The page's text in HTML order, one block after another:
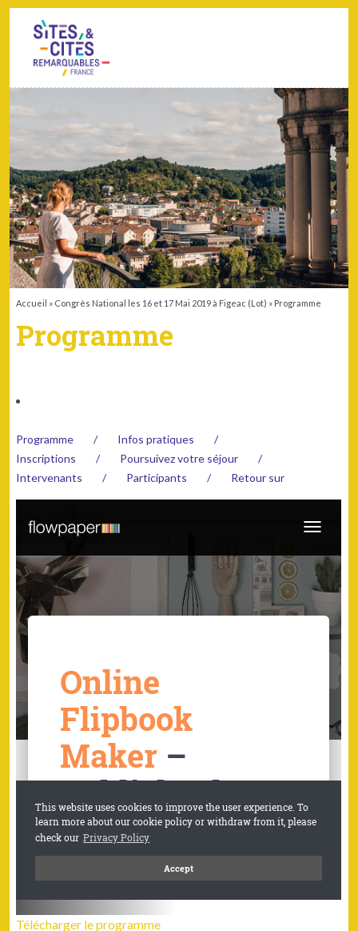
Accueil » Congrès National les 16 et 17 Mai 2019 à Figeac (Lot) » Programme
Programme
Pro­gramme
Infos pra­tiques
Inscrip­tions
Pour­suiv­ez votre séjour
Inter­venants
Par­tic­i­pants Retour sur
Télécharger le pro­gramme